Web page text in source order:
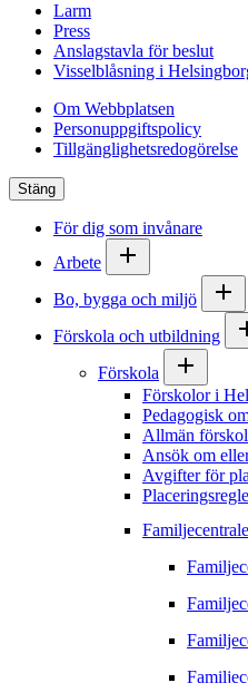
Larm
Press
Anslagstavla för beslut
Visselblåsning i
Om Webbplatsen
Personuppgiftspolicy
Tillgänglighetsredogörelse
Stäng
För dig som invånare
Arbete
Bo, bygga och miljö
Förskola och utbildning
Förskola
Förskolor i
Pedagogisk
Allmän
Ansök om
Avgifter för